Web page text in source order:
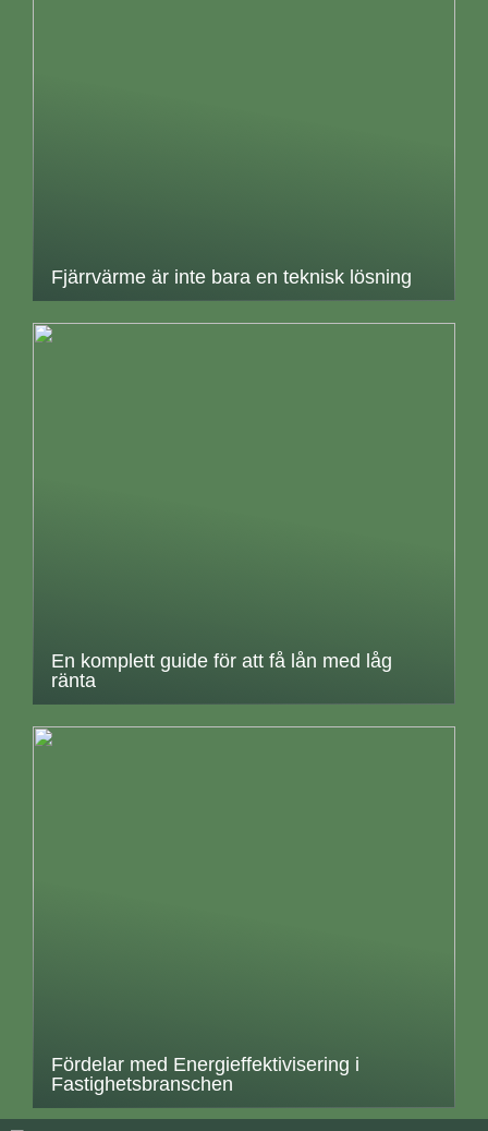
Fjärrvärme är inte bara en teknisk lösning
En komplett guide för att få lån med låg
ränta
Fördelar med Energieffektivisering i
Fastighetsbranschen